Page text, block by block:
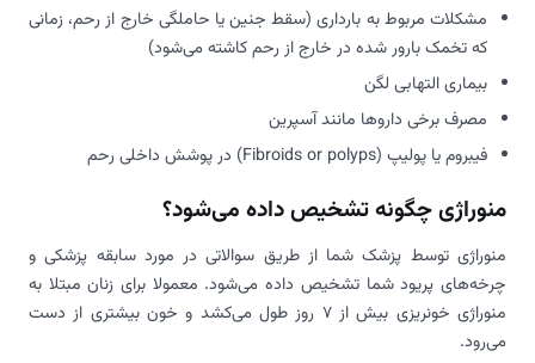
مشکلات مربوط به بارداری (سقط جنین یا حاملگی خارج از رحم، زمانی
که تخمک بارور شده در خارج از رحم کاشته می‌شود)
بیماری التهابی لگن
مصرف برخی داروها مانند آسپرین
فیبروم یا پولیپ (Fibroids or polyps) در پوشش داخلی رحم
منوراژی چگونه تشخیص داده می‌شود؟
منوراژی توسط پزشک شما از طریق سوالاتی در مورد سابقه پزشکی و
چرخه‌های پریود شما تشخیص داده می‌شود. معمولا برای زنان مبتلا به
منوراژی خونریزی بیش از 7 روز طول می‌کشد و خون بیشتری از دست
می‌رود.